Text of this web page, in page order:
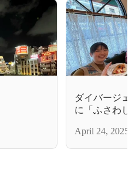
ダイバージ
に「ふさわ
April 24, 2025